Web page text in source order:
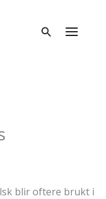
blir oftere brukt i